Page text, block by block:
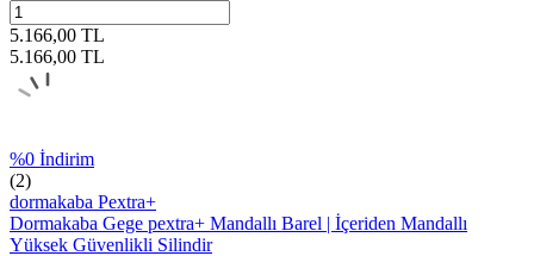
5.166,00 TL
5.166,00 TL
%0 İndirim
(2)
dormakaba Pextra+
Dormakaba Gege pextra+ Mandallı Barel | İçeriden Mandallı
Yüksek Güvenlikli Silindir